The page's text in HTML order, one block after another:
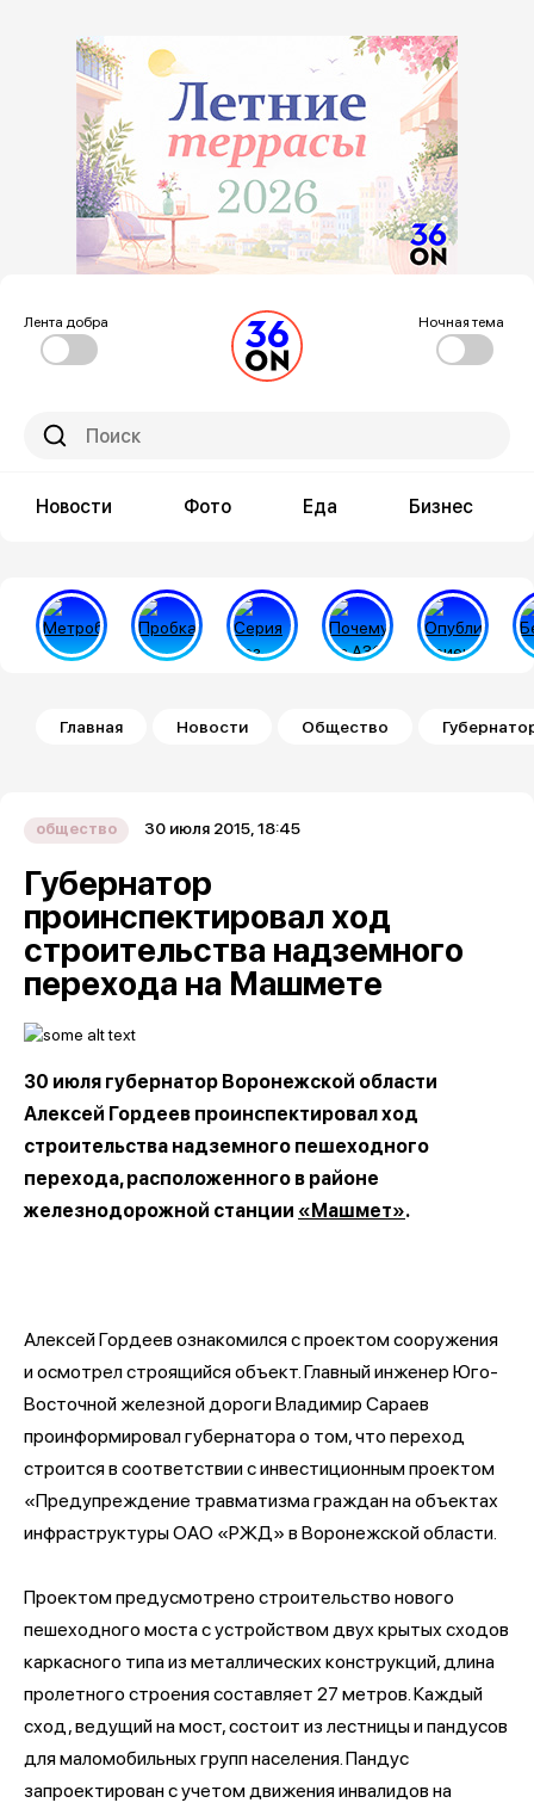
Лента добра Ночная тема
Новости Фото Еда Бизнес
Строка навигации
Главная Новости Общество
общество 30 июля 2015, 18:45
Губернатор
проинспектировал ход
строительства надземного
перехода на Машмете
30 июля губернатор Воронежской области
Алексей Гордеев проинспектировал ход
строительства надземного пешеходного
перехода, расположенного в районе
железнодорожной станции «Машмет».
Алексей Гордеев ознакомился с проектом сооружения
и осмотрел строящийся объект. Главный инженер Юго-
Восточной железной дороги Владимир Сараев
проинформировал губернатора о том, что переход
строится в соответствии с инвестиционным проектом
«Предупреждение травматизма граждан на объектах
инфраструктуры ОАО «РЖД» в Воронежской области.
Проектом предусмотрено строительство нового
пешеходного моста с устройством двух крытых сходов
каркасного типа из металлических конструкций, длина
пролетного строения составляет 27 метров. Каждый
сход, ведущий на мост, состоит из лестницы и пандусов
для маломобильных групп населения. Пандус
запроектирован с учетом движения инвалидов на